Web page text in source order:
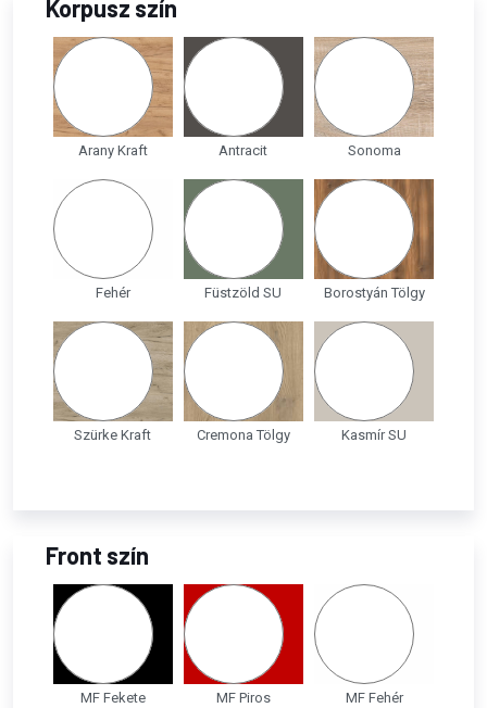
Korpusz szín
Arany Kraft Antracit Sonoma
Fehér Füstzöld SU Borostyán Tölgy
Szürke Kraft Cremona Tölgy Kasmír SU
Front szín
MF Fekete MF Piros MF Fehér